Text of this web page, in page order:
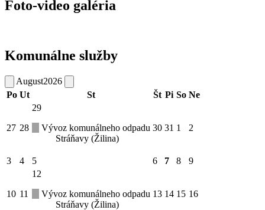
Foto-video galéria
Komunálne služby
August2026
Po Ut St Št Pi So Ne
27 28
29
Vývoz komunálneho odpadu
Stráňavy (Žilina)
30 31 1 2
3 4 5 6 7 8 9
10 11
12
Vývoz komunálneho odpadu
Stráňavy (Žilina)
13 14 15 16